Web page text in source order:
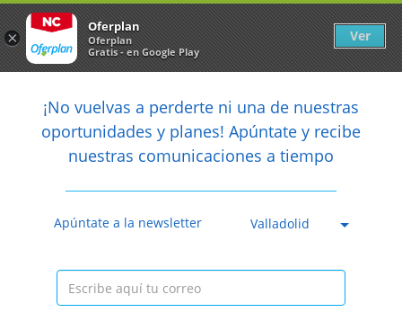

Caducada
arrow_back Newsletter
¡No vuelvas a perderte ni una de nuestras
oportunidades y planes! Apúntate y recibe
nuestras comunicaciones a tiempo
Apúntate a la newsletter Valladolid
×
Oferplan
Oferplan
Gratis - en Google Play
Ver